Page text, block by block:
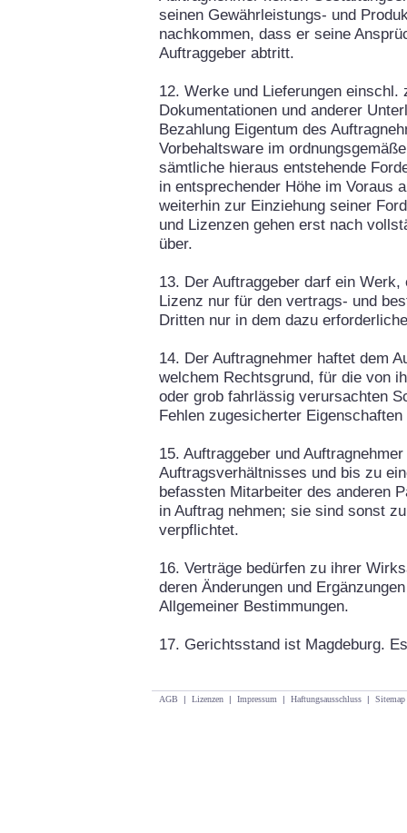
seinen Gewährleistungs- und
nachkommen, dass er seine
Auftraggeber abtritt.
12. Werke und Lieferungen einschl.
Dokumentationen und anderer
Bezahlung Eigentum des
Vorbehaltsware im
sämtliche hieraus entstehende
in entsprechender Höhe im Voraus
weiterhin zur Einziehung seiner
und Lizenzen gehen erst nach
über.
13. Der Auftraggeber darf ein
Lizenz nur für den vertrags- und
Dritten nur in dem dazu
14. Der Auftragnehmer haftet dem
welchem Rechtsgrund, für die von
oder grob fahrlässig verursachten
Fehlen zugesicherter
15. Auftraggeber und
Auftragsverhältnisses und bis zu
befassten Mitarbeiter des anderen
in Auftrag nehmen; sie sind sonst
verpflichtet.
16. Verträge bedürfen zu ihrer
deren Änderungen und
Allgemeiner Bestimmungen.
17. Gerichtsstand ist Magdeburg.
AGB | Lizenzen | Impressum | Haftungsausschluss | Sitemap